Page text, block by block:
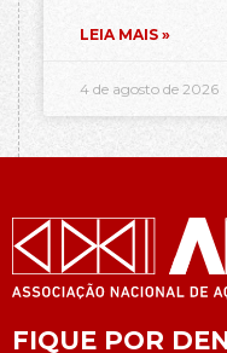
LEIA MAIS »
4 de agosto de 2026
FIQUE POR